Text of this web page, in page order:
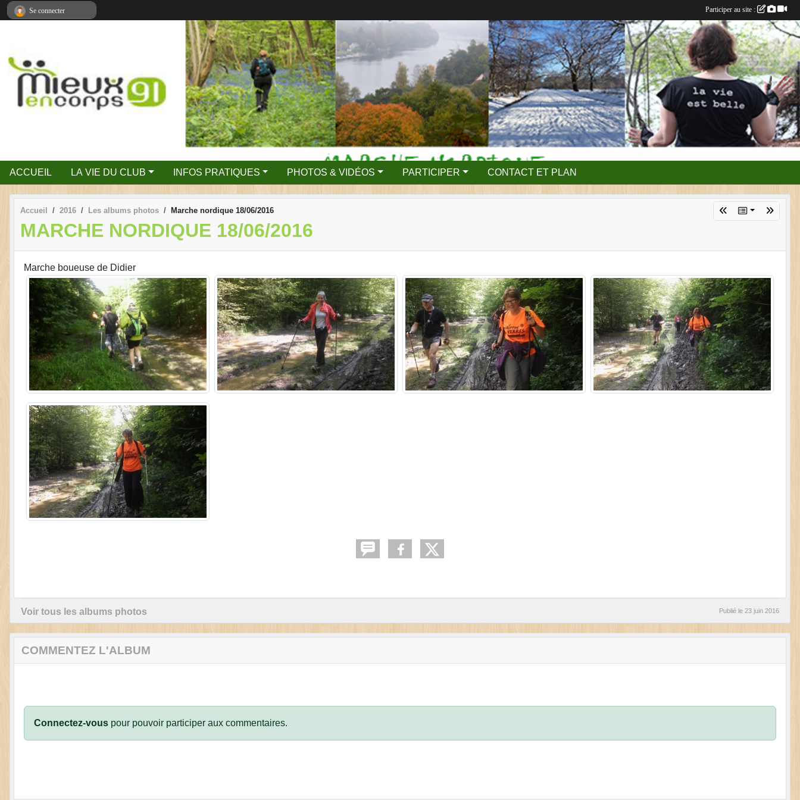
ACCUEIL LA VIE DU CLUB INFOS PRATIQUES PHOTOS & VIDÉOS PARTICIPER CONTACT ET PLAN
Accueil 2016 Les albums photos Marche nordique 18/06/2016
MARCHE NORDIQUE 18/06/2016
Marche boueuse de Didier
Voir tous les albums photos Publié le 23 juin 2016
COMMENTEZ L'ALBUM
Connectez-vous pour pouvoir participer aux commentaires.
Se connecter Participer au site :
Panneau de gestion des cookies